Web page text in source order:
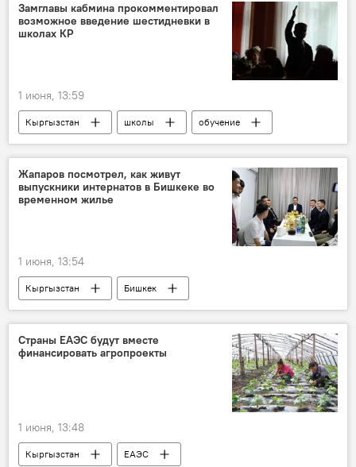
Замглавы кабмина прокомментировал
возможное введение шестидневки в
школах КР
1 июня, 13:59
Кыргызстан школы
обучение
график
законопроект кабмин
Жапаров посмотрел, как живут
выпускники интернатов в Бишкеке во
временном жилье
1 июня, 13:54
Кыргызстан
Бишкек
Садыр Жапаров
выпускники
интернат
сироты
жилье
Страны ЕАЭС будут вместе
финансировать агропроекты
1 июня, 13:48
Кыргызстан
ЕАЭС